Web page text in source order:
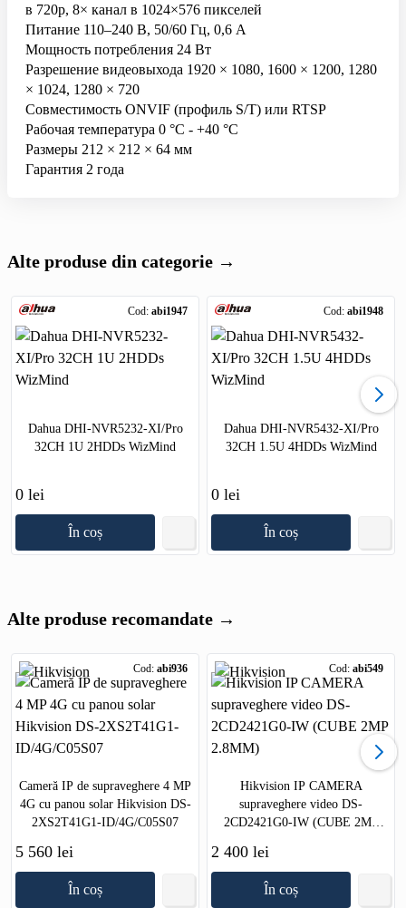
в 720p, 8× канал в 1024×576 пикселей
Питание 110–240 В, 50/60 Гц, 0,6 А
Мощность потребления 24 Вт
Разрешение видеовыхода 1920 × 1080, 1600 × 1200, 1280
× 1024, 1280 × 720
Совместимость ONVIF (профиль S/T) или RTSP
Рабочая температура 0 °С - +40 °С
Размеры 212 × 212 × 64 мм
Гарантия 2 года
Alte produse din categorie →
Cod: abi1947
Dahua DHI-NVR5232-XI/Pro
32CH 1U 2HDDs WizMind
0 lei
În coș
Cod: abi1948
Dahua DHI-NVR5432-XI/Pro
32CH 1.5U 4HDDs WizMind
0 lei
În coș
Alte produse recomandate →
Cod: abi936
Cameră IP de supraveghere 4 MP
4G cu panou solar Hikvision DS-
2XS2T41G1-ID/4G/C05S07
5 560 lei
În coș
Cod: abi549
Hikvision IP CAMERA
supraveghere video DS-
2CD2421G0-IW (CUBE 2MP
2 400 lei
În coș